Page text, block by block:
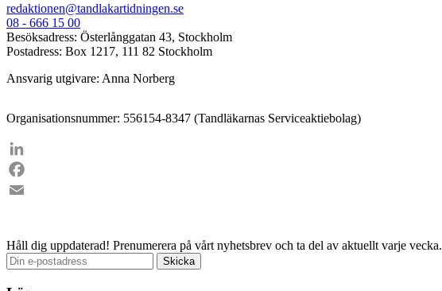
redaktionen@tandlakartidningen.se
08 - 666 15 00
Besöksadress: Österlånggatan 43, Stockholm
Postadress: Box 1217, 111 82 Stockholm
Ansvarig utgivare: Anna Norberg
Organisationsnummer: 556154-8347 (Tandläkarnas Serviceaktiebolag)
LinkedIn
Facebook
Håll dig uppdaterad! Prenumerera på vårt nyhetsbrev och ta del av aktuellt varje vecka.